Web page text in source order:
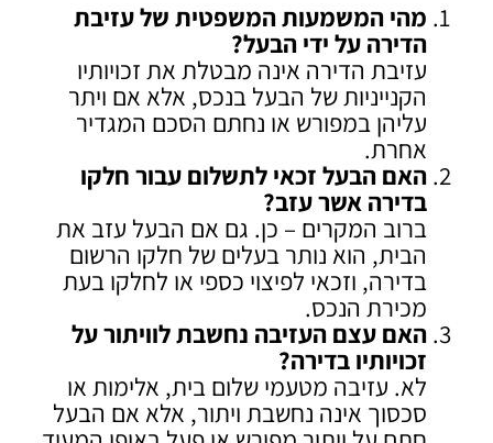
מהי המשמעות המשפטית של עזיבת
הדירה על ידי הבעל?
עזיבת הדירה אינה מבטלת את זכויותיו
הקנייניות של הבעל בנכס, אלא אם ויתר
עליהן במפורש או נחתם הסכם המגדיר
אחרת.
האם הבעל זכאי לתשלום עבור חלקו
בדירה אשר עזב?
ברוב המקרים – כן. גם אם הבעל עזב את
הבית, הוא נותר בעלים של חלקו הרשום
בדירה, וזכאי לפיצוי כספי או לחלקו בעת
מכירת הנכס.
האם עצם העזיבה נחשבת לוויתור על
זכויותיו בדירה?
לא. עזיבה מטעמי שלום בית, אלימות או
סכסוך אינה נחשבת ויתור, אלא אם הבעל